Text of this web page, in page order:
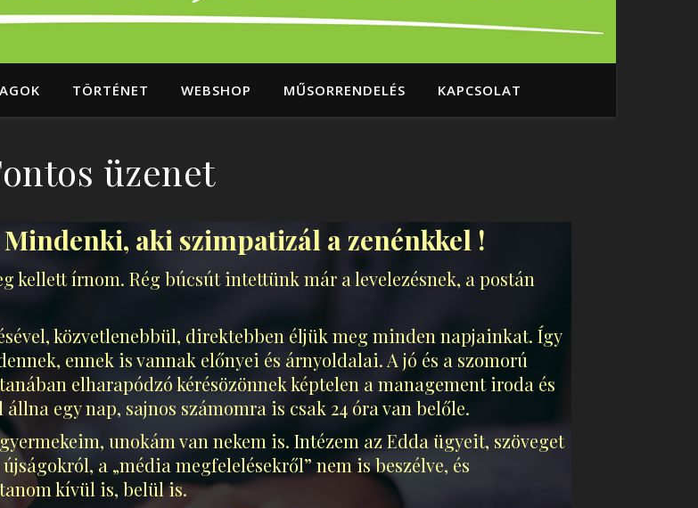
TÖRTÉNET WEBSHOP MŰSORRENDELÉS KAPCSOLAT
üzenet
aki szimpatizál a zenénkkel !
kellett írnom. Rég búcsút intettünk már a levelezésnek, a postán
közvetlenebbül, direktebben éljük meg minden napjainkat. Így
ennek is vannak előnyei és árnyoldalai. A jó és a szomorú
elharapódzó kérésözönnek képtelen a management iroda és
egy nap, sajnos számomra is csak 24 óra van belőle.
unokám van nekem is. Intézem az Edda ügyeit, szöveget
a „média megfelelésekről” nem is beszélve, és
kívül is, belül is.